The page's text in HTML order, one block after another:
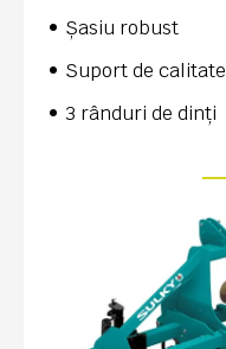
Șasiu robust
Suport de calitate
3 rânduri de dinți